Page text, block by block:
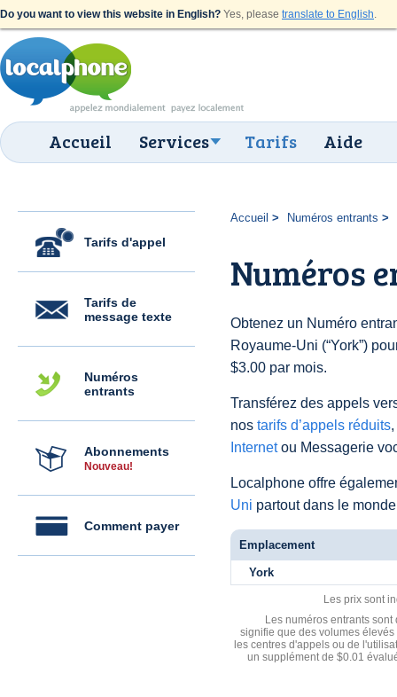
Do you want to view this website in English? Yes, please translate to English.
Accueil Services Tarifs Aide
Tarifs d'appel
Tarifs de
message texte
Numéros
entrants
Abonnements
Nouveau!
Comment payer
Accueil Numéros entrants
Numéros
Obtenez un Numéro
Royaume-Uni (“York”)
$3.00 par mois.
Transférez des appels
nos tarifs d’appels réduits
Internetou Messagerie
Localphone offre
Uni partout dans le
Emplacement
York
Les prix sont
Les numéros entrants
signifie que des volumes
les centres d'appels ou de
un supplément de $0.01